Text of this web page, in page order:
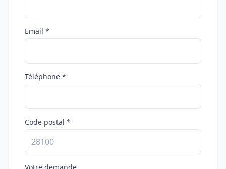
Email *
Téléphone *
Code postal *